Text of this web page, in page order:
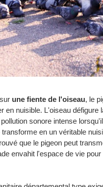
une fiente de l'oiseau, le
en nuisible. L'oiseau
sonore intense
en un véritable
que le pigeon peut
envahit l'espace de vie